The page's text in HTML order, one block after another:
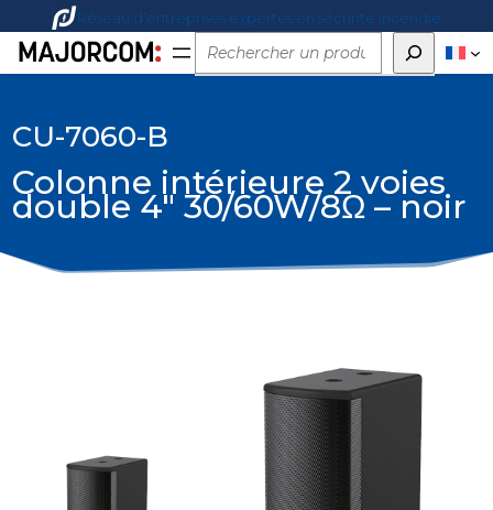
Réseau d’entreprises expertes en sécurité incendie
Rechercher
CU-7060-B
Colonne intérieure 2 voies
double 4″ 30/60W/8Ω – noir